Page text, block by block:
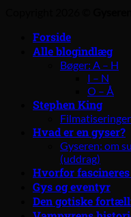
Forside
Alle blogindlæg
Bøger: A – H
I – N
O – Å
Stephen King
Filmatiseringer
Hvad er en gyser?
Gyseren: om
(uddrag)
Hvorfor
Gys og eventyr
Den gotiske